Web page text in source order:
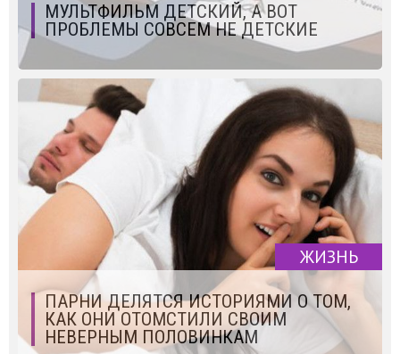
МУЛЬТФИЛЬМ ДЕТСКИЙ, А ВОТ
ПРОБЛЕМЫ СОВСЕМ НЕ ДЕТСКИЕ
ЖИЗНЬ
ПАРНИ ДЕЛЯТСЯ ИСТОРИЯМИ О ТОМ,
КАК ОНИ ОТОМСТИЛИ СВОИМ
НЕВЕРНЫМ ПОЛОВИНКАМ